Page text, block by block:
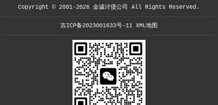
Copyright © 2001-2026 金诚讨债公司 All Rights Reserved.
吉ICP备2023001633号-11 XML地图